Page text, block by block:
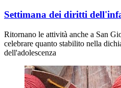
Settimana dei diritti
Ritornano le attività anche a San
celebrare quanto stabilito nella
dell'adolescenza